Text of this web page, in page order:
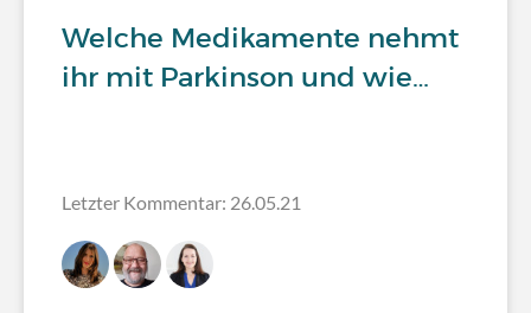
Welche Medikamente nehmt
ihr mit Parkinson und wie…
Letzter Kommentar: 26.05.21